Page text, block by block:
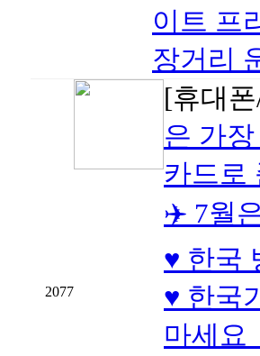
이트 프
장거리
2077
[휴대
은 가
카드로
✈️ 7월
♥ 한국
♥ 한국
마세요